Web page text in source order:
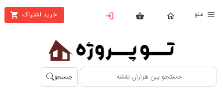
خرید اشتراک
بستن
محصولات
تهیه
اشتراک
جستجو